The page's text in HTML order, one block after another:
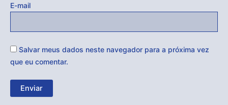
E-mail
Salvar meus dados neste navegador para a próxima vez
que eu comentar.